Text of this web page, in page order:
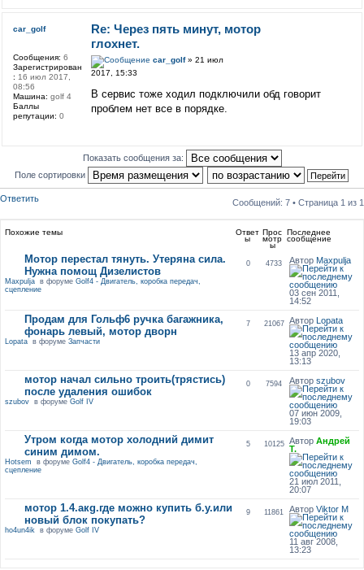
Re: Через пять минут, мотор
глохнет.
car_golf» 21 июл
2017, 15:33
В сервис тоже ходил подключили обд говорит
проблем нет все в порядке.
car_golf
Сообщения: 6
Зарегистрирован
: 16 июл 2017,
08:56
Машина: golf 4
Баллы
репутации: 0
Показать сообщения за:
Поле сортировки
Ответить Сообщений: 7 • Страница 1 из 1
Похожие темы Ответ
ы
Прос
мотр
ы
Последнее
сообщение
Мотор перестал тянуть. Утеряна сила.
Нужна помощ Дизелистов
Maxpuljaв форуме Golf4 - Двигатель, коробка передач,
сцепление
0 4733 Автор Maxpulja
03 сен 2011,
14:52
Продам для Гольф6 ручка багажника,
фонарь левый, мотор дворн
Lopataв форуме Запчасти
7 21067 Автор Lopata
13 апр 2020,
13:13
мотор начал сильно троить(трястись)
после удаления ошибок
szubovв форуме Golf IV
0 7594 Авторszubov
07 июн 2009,
19:03
Утром когда мотор холодний димит
синим димом.
Hotsem в форуме Golf4 - Двигатель, коробка передач,
сцепление
5 10125 АвторАндрей
Т.
21 июл 2011,
20:07
мотор 1.4.акg.где можно купить б.у.или
новый блок покупать?
ho4un4ikв форуме Golf IV
9 11861 АвторViktor M
11 авг 2008,
13:23